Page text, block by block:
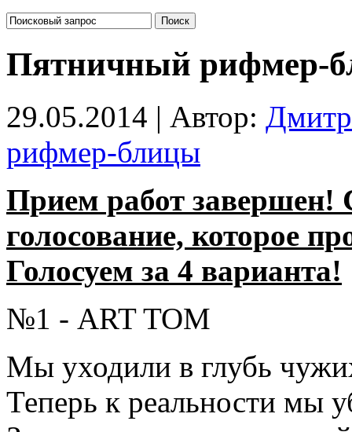
Пятничный рифмер-
29.05.2014 | Автор:
рифмер-блицы
Прием работ завершен!
голосование, которое
Голосуем за 4 варианта!
№1 - ART TOM
Мы уходили в глубь
Теперь к реальности мы